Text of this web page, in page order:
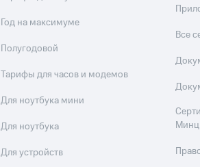
Год на максимуме
Полугодовой
Тарифы для часов и модемов
Для ноутбука мини
Для ноутбука
Для устройств
Все